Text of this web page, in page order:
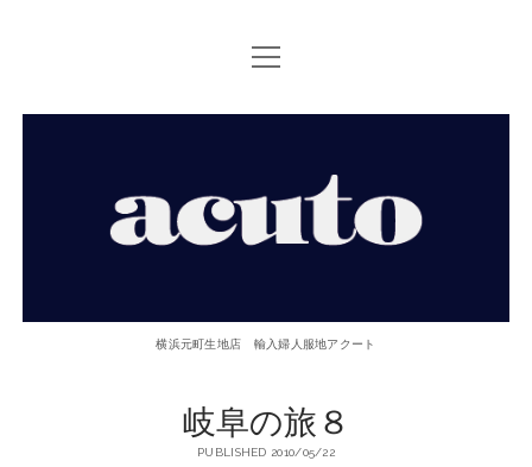
TOP PAGE
ACUTOについて
open
menu
元
横浜元町生地店 輸入婦人服地アクート
岐阜の旅８
PUBLISHED 2010/05/22